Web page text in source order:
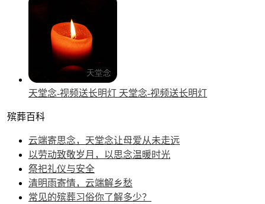
天堂念-视频送长明灯 天堂念-视频送长明灯
殡葬百科
云端寄思念，天堂念让母爱从未走远
以劳动致敬岁月，以思念温暖时光
祭祀礼仪与安全
清明雨寄情，云端解乡愁
常见的殡葬习俗你了解多少？